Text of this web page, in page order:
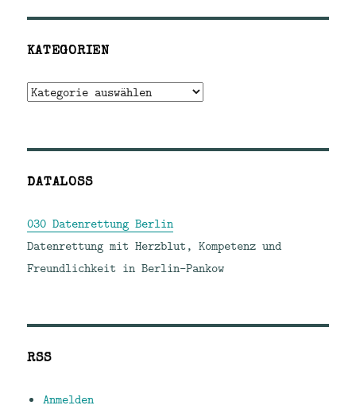
KATEGORIEN
Kategorien
DATALOSS
030 Datenrettung Berlin
Datenrettung mit Herzblut, Kompetenz und
Freundlichkeit in Berlin-Pankow
RSS
Anmelden